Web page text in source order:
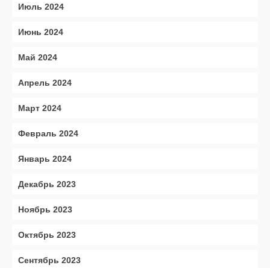
Июль 2024
Июнь 2024
Май 2024
Апрель 2024
Март 2024
Февраль 2024
Январь 2024
Декабрь 2023
Ноябрь 2023
Октябрь 2023
Сентябрь 2023